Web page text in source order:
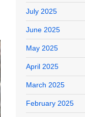
July 2025
June 2025
May 2025
April 2025
March 2025
February 2025